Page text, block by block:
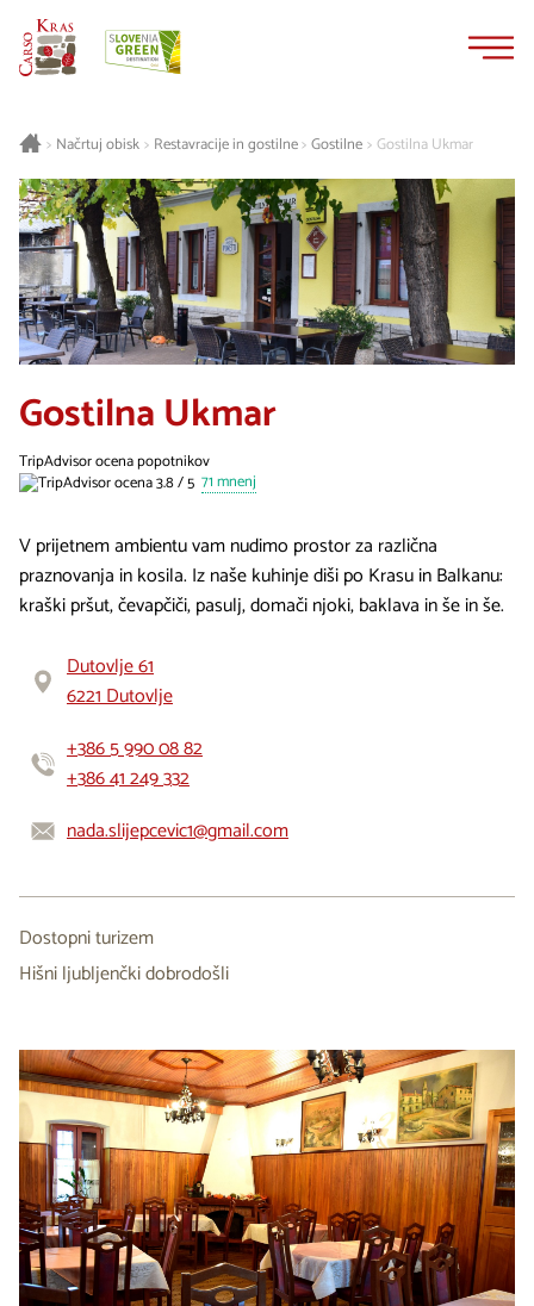
> Načrtuj obisk> Restavracije in gostilne>Gostilne>Gostilna Ukmar
Gostilna Ukmar
TripAdvisor ocena popotnikov
71 mnenj
V prijetnem ambientu vam nudimo prostor za različna
praznovanja in kosila. Iz naše kuhinje diši po Krasu in Balkanu:
kraški pršut, čevapčiči, pasulj, domači njoki, baklava in še in še.
Dutovlje 61
6221 Dutovlje
+386 5 990 08 82
+386 41 249 332
nada.slijepcevic1@gmail.com
Dostopni turizem
Hišni ljubljenčki dobrodošli